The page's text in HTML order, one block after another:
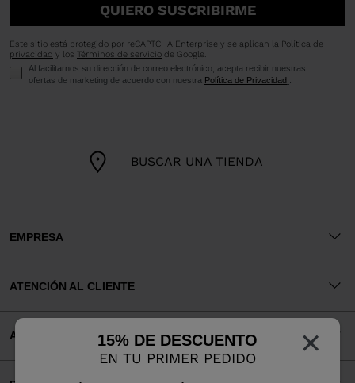
×
15% DE DESCUENTO
EN TU PRIMER PEDIDO
BUSCAR UNA TIENDA
QUIERO SUSCRIBIRME
Este sitio está protegido por reCAPTCHA Enterprise y se aplican la Política de
privacidad y los Términos de servicio de Google.
Al facilitarnos su dirección de correo electrónico, acepta recibir nuestras
ofertas de marketing de acuerdo con nuestra Política de Privacidad
EMPRESA
ATENCIÓN AL CLIENTE
AVISOS LEGALES